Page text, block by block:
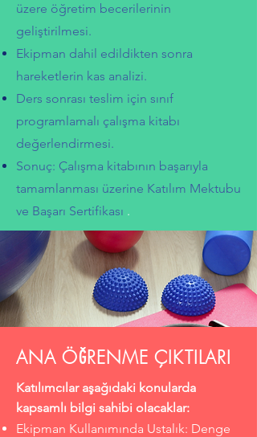
üzere öğretim becerilerinin
geliştirilmesi.
Ekipman dahil edildikten sonra
hareketlerin kas analizi.
Ders sonrası teslim için sınıf
programlamalı çalışma kitabı
değerlendirmesi.
Sonuç: Çalışma kitabının başarıyla
tamamlanması üzerine Katılım Mektubu
ve Başarı Sertifikası .
ANA ÖĞRENME ÇIKTILARI
Katılımcılar aşağıdaki konularda
kapsamlı bilgi sahibi olacaklar:
Ekipman Kullanımında Ustalık: Denge